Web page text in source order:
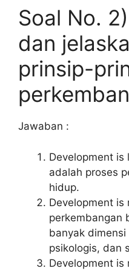
Soal No.
dan
prinsip-
Jawaban :
Development is
adalah proses
hidup.
Development is
perkembangan
banyak
psikologis, dan
Development is